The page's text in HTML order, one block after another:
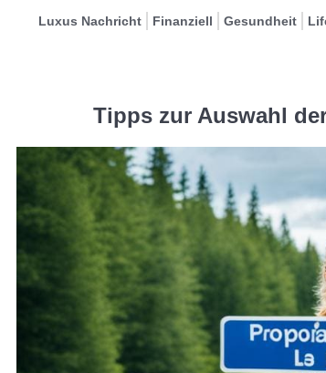
Luxus Nachricht Finanziell Gesundheit
Tipps zur Auswahl